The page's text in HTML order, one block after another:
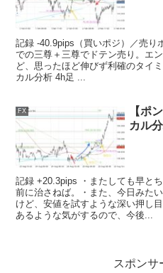
記録 -40.9pips（買いポジ）／売り
での三尊＋三尊でドテン売り。エ
ど、思ったほど伸びず利確のタイ
カル分析 4h足 ...
FX
【ポ
カル
記録 +20.3pips ・またしても早と
前に治さねば。・また、今日みた
けど、安値を試すような深い押し
あるような気がするので、今後...
スポンサ